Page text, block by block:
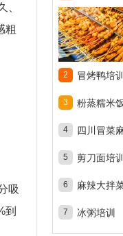
、
粗
吸
到
2 冒烤鸭培训
3 粉蒸糯米
4 四川冒菜
5 剪刀面培训
6 麻辣大拌
7 冰粥培训